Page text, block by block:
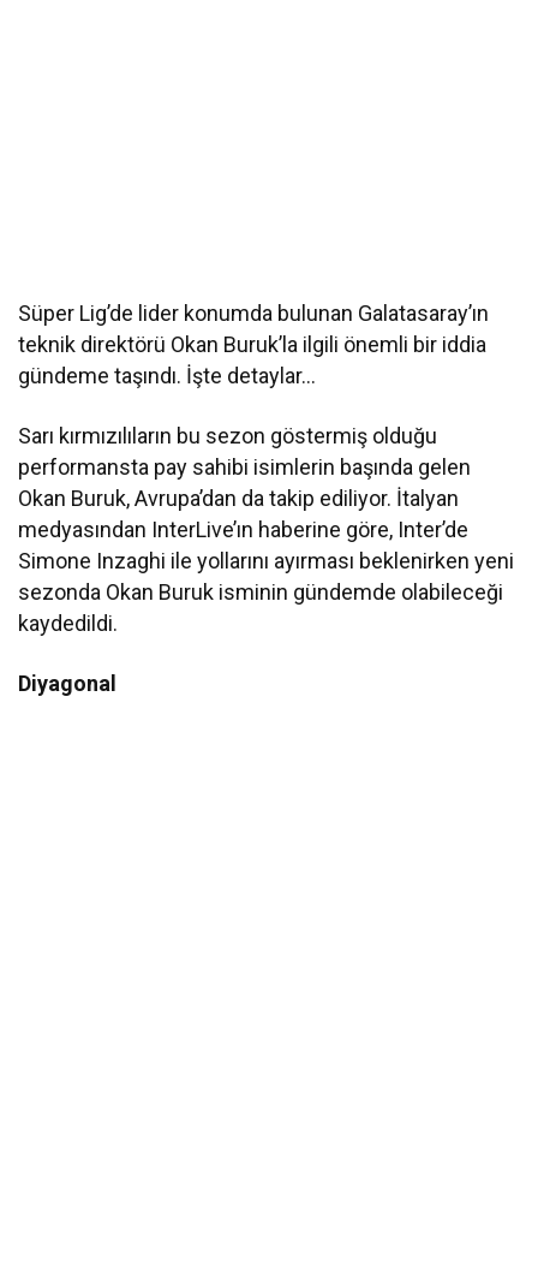
Süper Lig’de lider konumda bulunan Galatasaray’ın
teknik direktörü Okan Buruk’la ilgili önemli bir iddia
gündeme taşındı. İşte detaylar…
Sarı kırmızılıların bu sezon göstermiş olduğu
performansta pay sahibi isimlerin başında gelen
Okan Buruk, Avrupa’dan da takip ediliyor. İtalyan
medyasından InterLive’ın haberine göre, Inter’de
Simone Inzaghi ile yollarını ayırması beklenirken yeni
sezonda Okan Buruk isminin gündemde olabileceği
kaydedildi.
Diyagonal